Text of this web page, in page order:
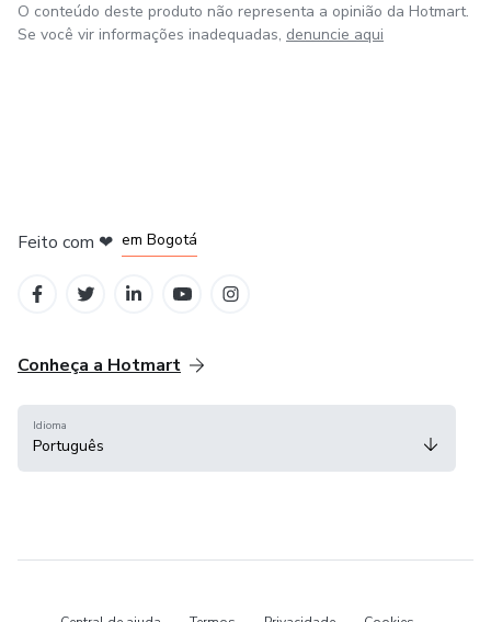
O conteúdo deste produto não representa a opinião da Hotmart.
Se você vir informações inadequadas, denuncie aqui
Feito com ❤ em Bogotá
Conheça a Hotmart
Idioma
Português